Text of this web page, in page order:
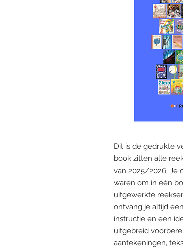
Dit is de gedrukte
book zitten alle
van 2025/2026. Je
waren om in één
uitgewerkte
ontvang je altijd
instructie en een
uitgebreid
aantekeningen,